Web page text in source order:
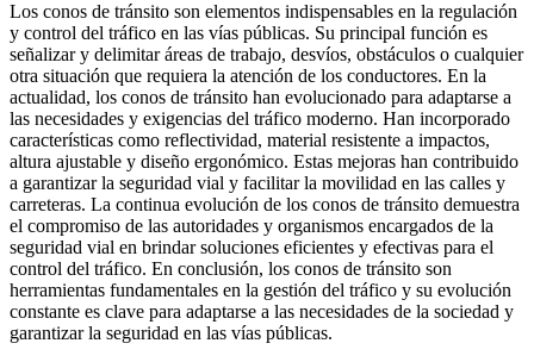
Los conos de tránsito son elementos indispensables en la regulación
y control del tráfico en las vías públicas. Su principal función es
señalizar y delimitar áreas de trabajo, desvíos, obstáculos o cualquier
otra situación que requiera la atención de los conductores. En la
actualidad, los conos de tránsito han evolucionado para adaptarse a
las necesidades y exigencias del tráfico moderno. Han incorporado
características como reflectividad, material resistente a impactos,
altura ajustable y diseño ergonómico. Estas mejoras han contribuido
a garantizar la seguridad vial y facilitar la movilidad en las calles y
carreteras. La continua evolución de los conos de tránsito demuestra
el compromiso de las autoridades y organismos encargados de la
seguridad vial en brindar soluciones eficientes y efectivas para el
control del tráfico. En conclusión, los conos de tránsito son
herramientas fundamentales en la gestión del tráfico y su evolución
constante es clave para adaptarse a las necesidades de la sociedad y
garantizar la seguridad en las vías públicas.